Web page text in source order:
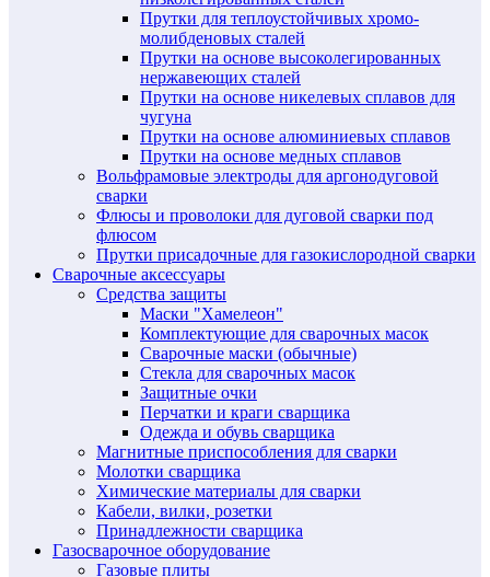
Прутки для теплоустойчивых хромо-
молибденовых сталей
Прутки на основе высоколегированных
нержавеющих сталей
Прутки на основе никелевых сплавов для
чугуна
Прутки на основе алюминиевых сплавов
Прутки на основе медных сплавов
Вольфрамовые электроды для аргонодуговой
сварки
Флюсы и проволоки для дуговой сварки под
флюсом
Прутки присадочные для газокислородной сварки
Сварочные аксессуары
Средства защиты
Маски "Хамелеон"
Комплектующие для сварочных масок
Сварочные маски (обычные)
Стекла для сварочных масок
Защитные очки
Перчатки и краги сварщика
Одежда и обувь сварщика
Магнитные приспособления для сварки
Молотки сварщика
Химические материалы для сварки
Кабели, вилки, розетки
Принадлежности сварщика
Газосварочное оборудование
Газовые плиты